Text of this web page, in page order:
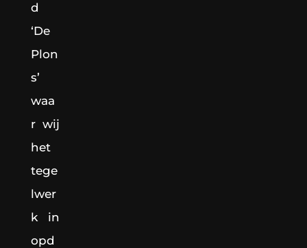
d
‘De
Plon
s’
waa
r wij
het
tege
lwer
k in
opd